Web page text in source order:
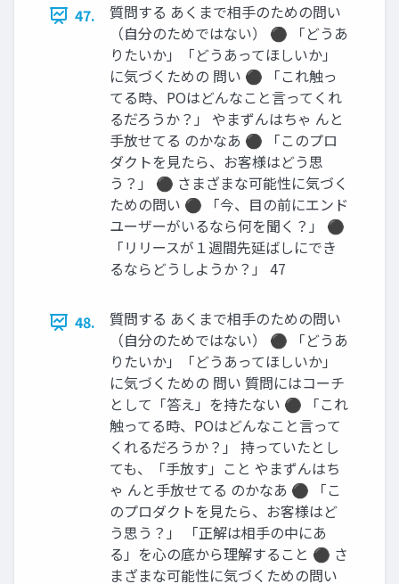
47.
質問する あくまで相手のための問い
（自分のためではない） ⚫ 「どうあ
りたいか」「どうあってほしいか」
に気づくための 問い ⚫ 「これ触っ
てる時、POはどんなこと言ってくれ
るだろうか？」 やまずんはちゃ んと
手放せてる のかなあ ⚫ 「このプロ
ダクトを見たら、お客様はどう思
う？」 ⚫ さまざまな可能性に気づく
ための問い ⚫ 「今、目の前にエンド
ユーザーがいるなら何を聞く？」 ⚫
「リリースが１週間先延ばしにでき
るならどうしようか？」 47
48.
質問する あくまで相手のための問い
（自分のためではない） ⚫ 「どうあ
りたいか」「どうあってほしいか」
に気づくための 問い 質問にはコーチ
として「答え」を持たない ⚫ 「これ
触ってる時、POはどんなこと言って
くれるだろうか？」 持っていたとし
ても、「手放す」こと やまずんはち
ゃ んと手放せてる のかなあ ⚫ 「こ
のプロダクトを見たら、お客様はど
う思う？」 「正解は相手の中にあ
る」を心の底から理解すること ⚫ さ
まざまな可能性に気づくための問い